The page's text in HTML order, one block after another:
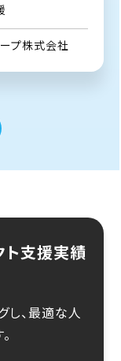
プ株式会社
ト支援実績
し、最適な人